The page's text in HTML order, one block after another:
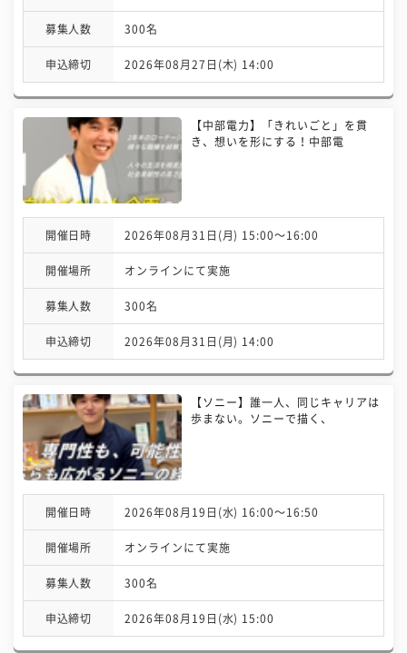
募集人数 300名
申込締切 2026年08月27日(木) 14:00
【中部電力】「きれいごと」を貫
き、想いを形にする！中部電
開催日時 2026年08月31日(月) 15:00〜16:00
開催場所 オンラインにて実施
募集人数 300名
申込締切 2026年08月31日(月) 14:00
【ソニー】誰一人、同じキャリアは
歩まない。ソニーで描く、
開催日時 2026年08月19日(水) 16:00〜16:50
開催場所 オンラインにて実施
募集人数 300名
申込締切 2026年08月19日(水) 15:00